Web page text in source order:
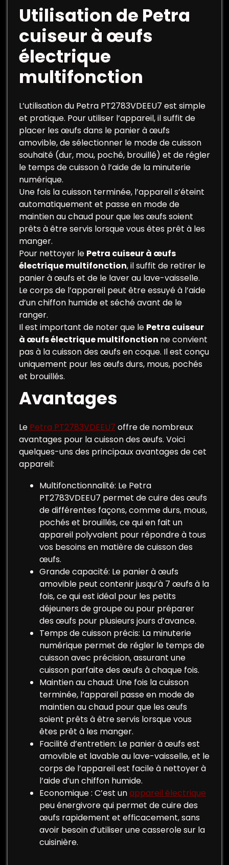
Utilisation de Petra
cuiseur à œufs
électrique
multifonction
L’utilisation du Petra PT2783VDEEU7 est simple
et pratique. Pour utiliser l’appareil, il suffit de
placer les œufs dans le panier à œufs
amovible, de sélectionner le mode de cuisson
souhaité (dur, mou, poché, brouillé) et de régler
le temps de cuisson à l’aide de la minuterie
numérique.
Une fois la cuisson terminée, l’appareil s’éteint
automatiquement et passe en mode de
maintien au chaud pour que les œufs soient
prêts à être servis lorsque vous êtes prêt à les
manger.
Pour nettoyer le Petra cuiseur à œufs
électrique multifonction, il suffit de retirer le
panier à œufs et de le laver au lave-vaisselle.
Le corps de l’appareil peut être essuyé à l’aide
d’un chiffon humide et séché avant de le
ranger.
Il est important de noter que le Petra cuiseur
à œufs électrique multifonction ne convient
pas à la cuisson des œufs en coque. Il est conçu
uniquement pour les œufs durs, mous, pochés
et brouillés.
Avantages
Le Petra PT2783VDEEU7 offre de nombreux
avantages pour la cuisson des œufs. Voici
quelques-uns des principaux avantages de cet
appareil:
Multifonctionnalité: Le Petra
PT2783VDEEU7 permet de cuire des œufs
de différentes façons, comme durs, mous,
pochés et brouillés, ce qui en fait un
appareil polyvalent pour répondre à tous
vos besoins en matière de cuisson des
œufs.
Grande capacité: Le panier à œufs
amovible peut contenir jusqu’à 7 œufs à la
fois, ce qui est idéal pour les petits
déjeuners de groupe ou pour préparer
des œufs pour plusieurs jours d’avance.
Temps de cuisson précis: La minuterie
numérique permet de régler le temps de
cuisson avec précision, assurant une
cuisson parfaite des œufs à chaque fois.
Maintien au chaud: Une fois la cuisson
terminée, l’appareil passe en mode de
maintien au chaud pour que les œufs
soient prêts à être servis lorsque vous
êtes prêt à les manger.
Facilité d’entretien: Le panier à œufs est
amovible et lavable au lave-vaisselle, et le
corps de l’appareil est facile à nettoyer à
l’aide d’un chiffon humide.
Economique : C’est unappareil électrique
peu énergivore qui permet de cuire des
œufs rapidement et efficacement, sans
avoir besoin d’utiliser une casserole sur la
cuisinière.